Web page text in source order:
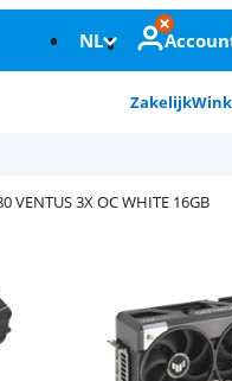
NL
Zakelijk
VENTUS 3X OC WHITE 16GB